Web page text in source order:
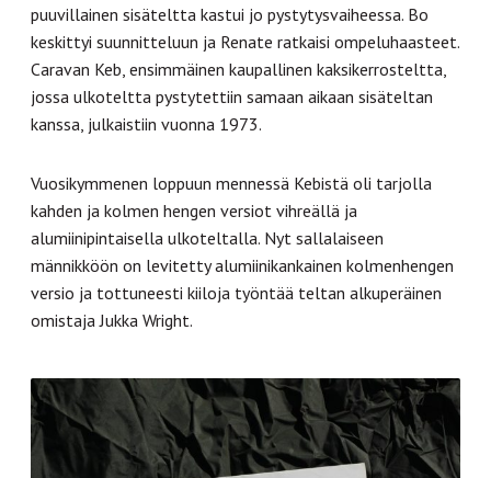
puuvillainen sisäteltta kastui jo pystytysvaiheessa. Bo
keskittyi suunnitteluun ja Renate ratkaisi ompeluhaasteet.
Caravan Keb, ensimmäinen kaupallinen kaksikerrosteltta,
jossa ulkoteltta pystytettiin samaan aikaan sisäteltan
kanssa, julkaistiin vuonna 1973.
Vuosikymmenen loppuun mennessä Kebistä oli tarjolla
kahden ja kolmen hengen versiot vihreällä ja
alumiinipintaisella ulkoteltalla. Nyt sallalaiseen
männikköön on levitetty alumiinikankainen kolmenhengen
versio ja tottuneesti kiiloja työntää teltan alkuperäinen
omistaja Jukka Wright.